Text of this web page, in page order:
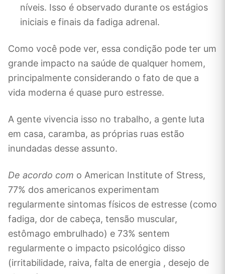
níveis. Isso é observado durante os estágios
iniciais e finais da fadiga adrenal.
Como você pode ver, essa condição pode ter um
grande impacto na saúde de qualquer homem,
principalmente considerando o fato de que a
vida moderna é quase puro estresse.
A gente vivencia isso no trabalho, a gente luta
em casa, caramba, as próprias ruas estão
inundadas desse assunto.
De acordo com o American Institute of Stress,
77% dos americanos experimentam
regularmente sintomas físicos de estresse (como
fadiga, dor de cabeça, tensão muscular,
estômago embrulhado) e 73% sentem
regularmente o impacto psicológico disso
(irritabilidade, raiva, falta de energia , desejo de